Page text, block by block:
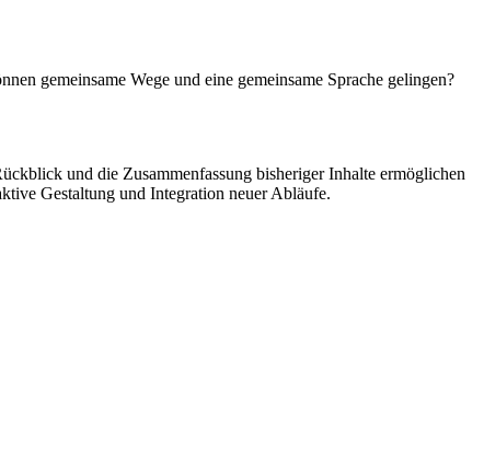
gemeinsame Wege und eine gemeinsame Sprache gelingen?
und die Zusammenfassung bisheriger Inhalte ermöglichen
Gestaltung und Integration neuer Abläufe.